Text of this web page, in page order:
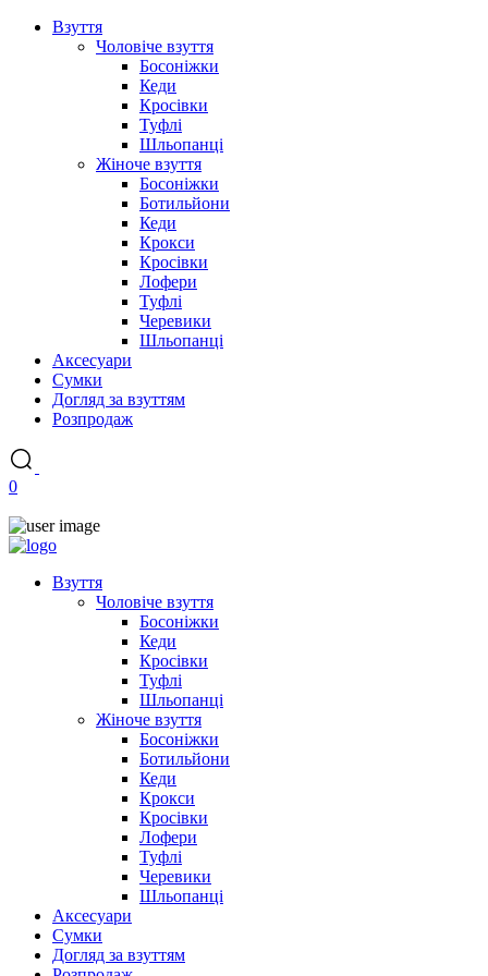
Взуття
Чоловіче взуття
Босоніжки
Кеди
Кросівки
Туфлі
Шльопанці
Жіноче взуття
Босоніжки
Ботильйони
Кеди
Крокси
Кросівки
Лофери
Туфлі
Черевики
Шльопанці
Аксесуари
Сумки
Догляд за взуттям
Розпродаж
0
Взуття
Чоловіче взуття
Босоніжки
Кеди
Кросівки
Туфлі
Шльопанці
Жіноче взуття
Босоніжки
Ботильйони
Кеди
Крокси
Кросівки
Лофери
Туфлі
Черевики
Шльопанці
Аксесуари
Сумки
Догляд за взуттям